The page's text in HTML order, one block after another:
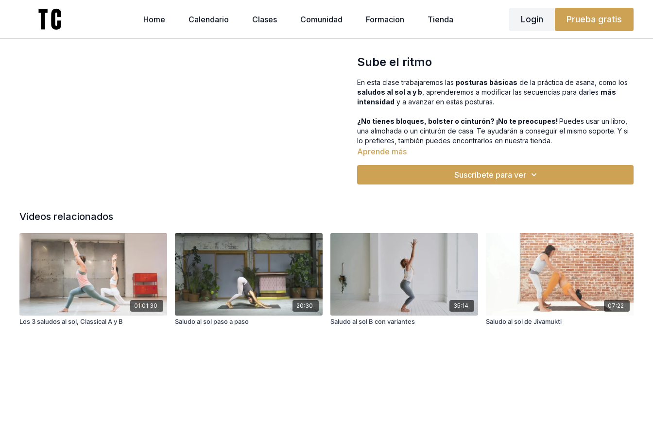
Home Calendario Clases Comunidad Formacion Tienda Login Prueba gratis
Sube el ritmo
En esta clase trabajaremos las posturas básicas de la práctica de asana, como los
saludos al sol a y b , aprenderemos a modificar las secuencias para darles más
intensidad y a avanzar en estas posturas.
¿No tienes bloques, bolster o cinturón? ¡No te preocupes!Puedes usar un libro,
una almohada o un cinturón de casa. Te ayudarán a conseguir el mismo soporte. Y si
lo prefieres, también puedes encontrarlos en nuestra tienda.
Aprende más
Suscríbete para ver
Vídeos relacionados
01:01:30
Los 3 saludos al sol, Classical A y B
20:30
Saludo al sol paso a paso
35:14
Saludo al sol B con variantes
07:22
Saludo al sol de Jivamukti